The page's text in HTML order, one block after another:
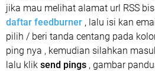
jika mau melihat alamat url RSS
daftar feedburner , lalu isi kan
pilih / beri tanda centang pada
ping nya , kemudian silahkan
lalu klik send pings , gambar